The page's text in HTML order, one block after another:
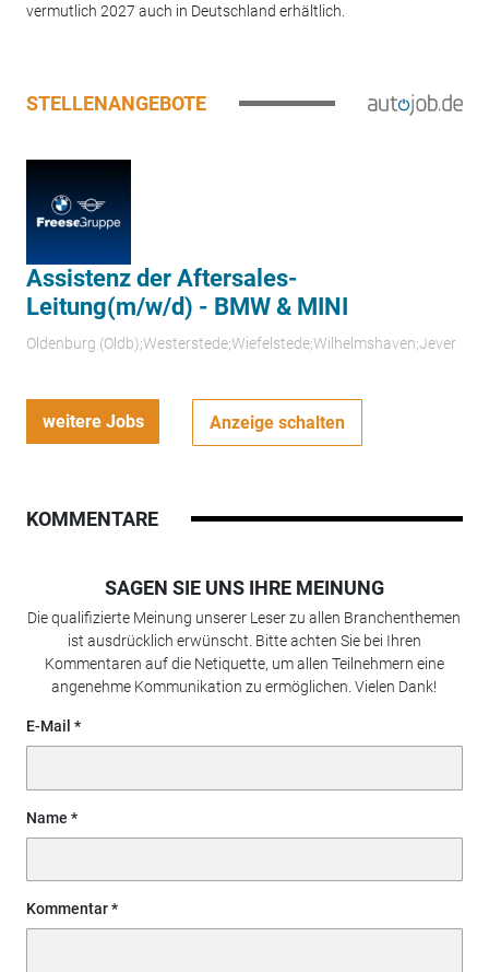
vermutlich 2027 auch in Deutschland erhältlich.
STELLENANGEBOTE
Assistenz der Aftersales-
Leitung(m/w/d) - BMW & MINI
Oldenburg (Oldb);Westerstede;Wiefelstede;Wilhelmshaven;Jever
weitere Jobs Anzeige schalten
KOMMENTARE
SAGEN SIE UNS IHRE MEINUNG
Die qualifizierte Meinung unserer Leser zu allen Branchenthemen
ist ausdrücklich erwünscht. Bitte achten Sie bei Ihren
Kommentaren auf die Netiquette, um allen Teilnehmern eine
angenehme Kommunikation zu ermöglichen. Vielen Dank!
E-Mail
Name
Kommentar